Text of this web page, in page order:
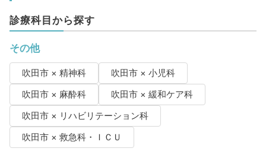
診療科目から探す
その他
吹田市 × 精神科
吹田市 × 小児科
吹田市 × 麻酔科
吹田市 × 緩和ケア科
吹田市 × リハビリテーション科
吹田市 × 救急科・ＩＣＵ